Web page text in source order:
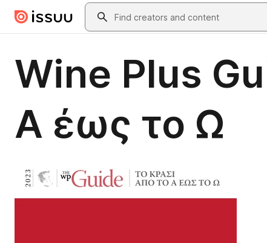
Skip to main contentSearch
Wine Plus
Α έως το Ω